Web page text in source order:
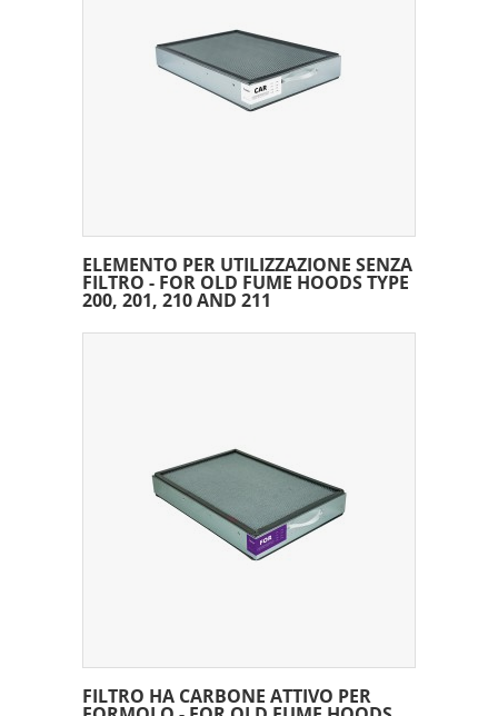
ELEMENTO PER UTILIZZAZIONE SENZA
FILTRO - FOR OLD FUME HOODS TYPE
200, 201, 210 AND 211
FILTRO HA CARBONE ATTIVO PER